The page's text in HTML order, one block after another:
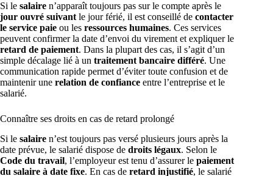
Si le salaire n’apparaît toujours pas sur le compte après le
jour ouvré suivant le jour férié, il est conseillé de contacter
le service paie ou les ressources humaines. Ces services
peuvent confirmer la date d’envoi du virement et expliquer le
retard de paiement. Dans la plupart des cas, il s’agit d’un
simple décalage lié à un traitement bancaire différé. Une
communication rapide permet d’éviter toute confusion et de
maintenir une relation de confiance entre l’entreprise et le
salarié.
Connaître ses droits en cas de retard prolongé
Si le salaire n’est toujours pas versé plusieurs jours après la
date prévue, le salarié dispose de droits légaux. Selon le
Code du travail, l’employeur est tenu d’assurer le paiement
du salaire à date fixe. En cas de retard injustifié, le salarié